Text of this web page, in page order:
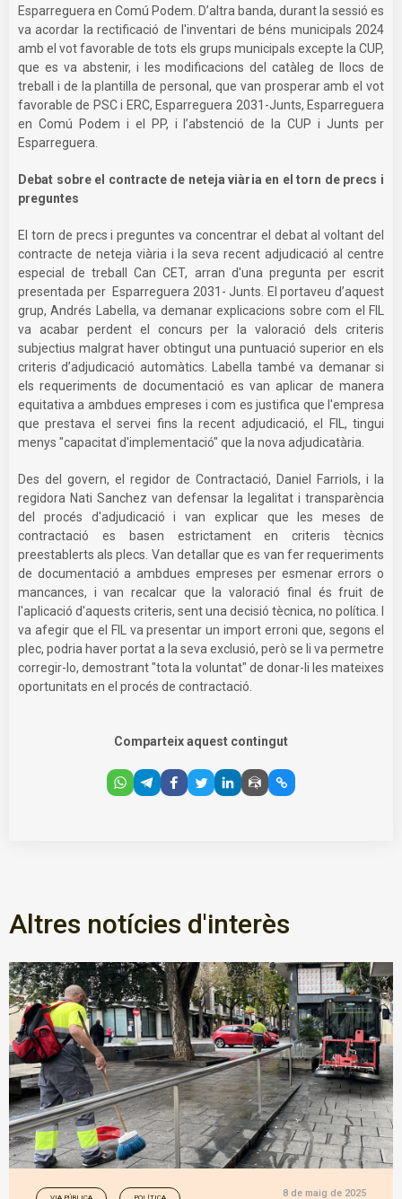
Esparreguera en Comú Podem. D’altra banda, durant la sessió es
va acordar la rectificació de l'inventari de béns municipals 2024
amb el vot favorable de tots els grups municipals excepte la CUP,
que es va abstenir, i les modificacions del catàleg de llocs de
treball i de la plantilla de personal, que van prosperar amb el vot
favorable de PSC i ERC, Esparreguera 2031-Junts, Esparreguera
en Comú Podem i el PP, i l’abstenció de la CUP i Junts per
Esparreguera.
Debat sobre el contracte de neteja viària en el torn de precs i
preguntes
El torn de precs i preguntes va concentrar el debat al voltant del
contracte de neteja viària i la seva recent adjudicació al centre
especial de treball Can CET, arran d'una pregunta per escrit
presentada per Esparreguera 2031- Junts. El portaveu d’aquest
grup, Andrés Labella, va demanar explicacions sobre com el FIL
va acabar perdent el concurs per la valoració dels criteris
subjectius malgrat haver obtingut una puntuació superior en els
criteris d’adjudicació automàtics. Labella també va demanar si
els requeriments de documentació es van aplicar de manera
equitativa a ambdues empreses i com es justifica que l'empresa
que prestava el servei fins la recent adjudicació, el FIL, tingui
menys "capacitat d'implementació" que la nova adjudicatària.
Des del govern, el regidor de Contractació, Daniel Farriols, i la
regidora Nati Sanchez van defensar la legalitat i transparència
del procés d'adjudicació i van explicar que les meses de
contractació es basen estrictament en criteris tècnics
preestablerts als plecs. Van detallar que es van fer requeriments
de documentació a ambdues empreses per esmenar errors o
mancances, i van recalcar que la valoració final és fruit de
l'aplicació d'aquests criteris, sent una decisió tècnica, no política. I
va afegir que el FIL va presentar un import erroni que, segons el
plec, podria haver portat a la seva exclusió, però se li va permetre
corregir-lo, demostrant "tota la voluntat" de donar-li les mateixes
oportunitats en el procés de contractació.
Comparteix aquest contingut
Altres notícies d'interès
VIA PÚBLICA POLÍTICA 8 de maig de 2025